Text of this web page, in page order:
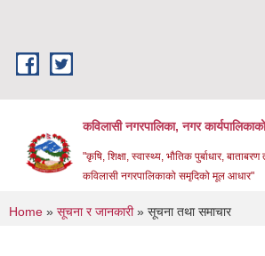
कविलासी नगरपालिका, नगर
"कृषि, शिक्षा, स्वास्थ्य, भौतिक पुर्बाधार,
कविलासी नगरपालिकाको समृदिको मूल आधार"
You are here
Home » सूचना र जानकारी» सूचना तथा समाचार